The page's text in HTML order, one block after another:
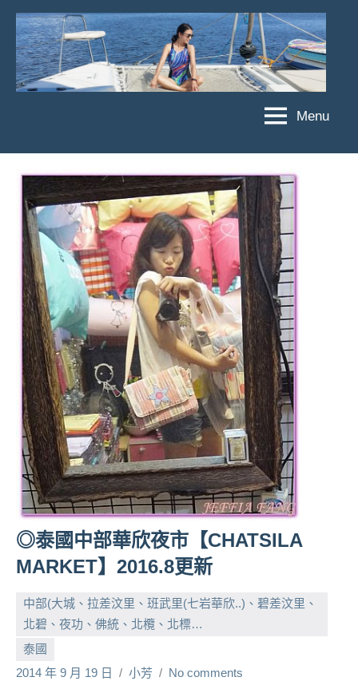
Skip
content
菲
亞
娃
JEFFIA
FANG
娃
粉
絲
團、
主
題
旅
遊、
人
帶
路、
旅
遊
節
目
來
賓、
News
金
號
節
目
底、
Menu
◎泰國中部華欣夜市【CHATSILA
MARKET】2016.8更新
中部(大城、拉差汶里、班武里(七岩華欣..)、碧差汶里、
北碧、夜功、佛統、北欖、北標…
泰國
2014 年 9 月 19 日
小芳 No comments